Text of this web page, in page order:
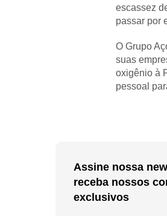
escassez
passar por
O Grupo
suas
oxigênio à
pessoal
Assine nossa
receba nossos
exclusivos